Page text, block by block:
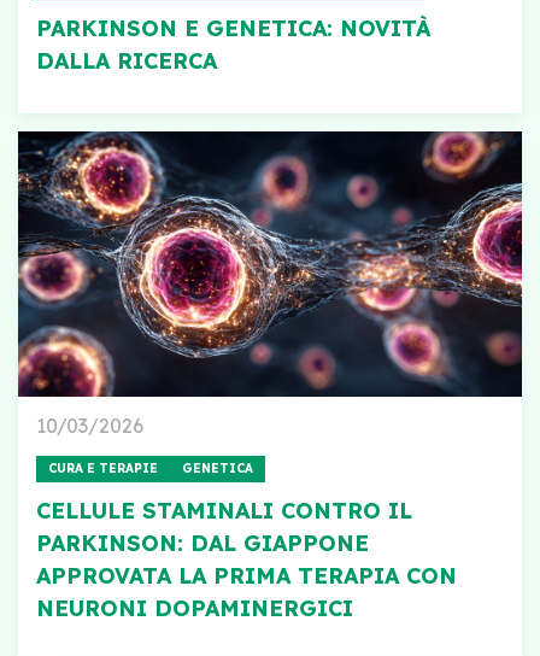
PARKINSON E GENETICA: NOVITÀ
DALLA RICERCA
10/03/2026
CURA E TERAPIE GENETICA
CELLULE STAMINALI CONTRO IL
PARKINSON: DAL GIAPPONE
APPROVATA LA PRIMA TERAPIA CON
NEURONI DOPAMINERGICI